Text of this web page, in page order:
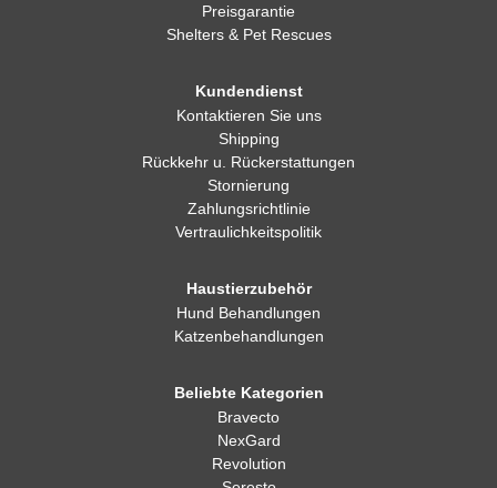
Preisgarantie
Shelters & Pet Rescues
Kundendienst
Kontaktieren Sie uns
Shipping
Rückkehr u. Rückerstattungen
Stornierung
Zahlungsrichtlinie
Vertraulichkeitspolitik
Haustierzubehör
Hund Behandlungen
Katzenbehandlungen
Beliebte Kategorien
Bravecto
NexGard
Revolution